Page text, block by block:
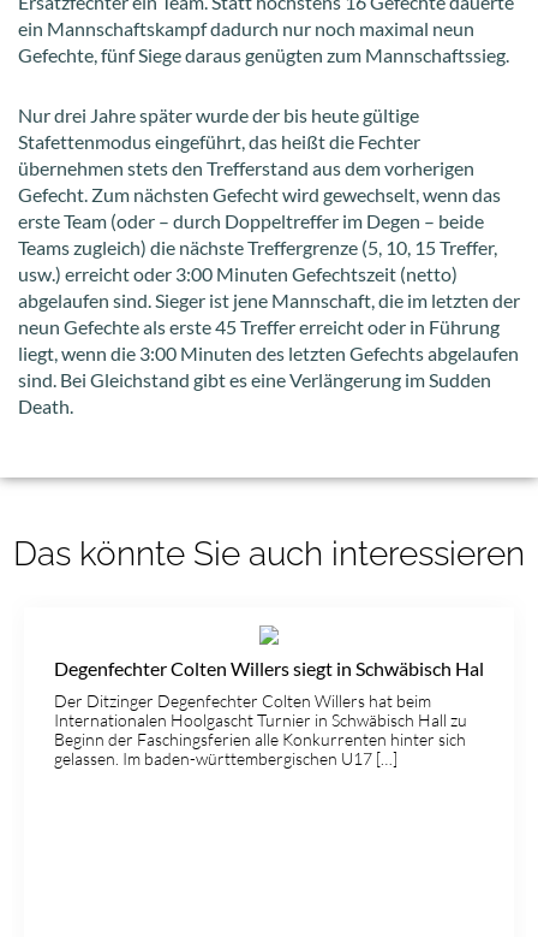
ein Mannschaftskampf dadurch nur noch maximal neun
Gefechte, fünf Siege daraus genügten zum Mannschaftssieg.
Nur drei Jahre später wurde der bis heute gültige
Stafettenmodus eingeführt, das heißt die Fechter
übernehmen stets den Tref­ferstand aus dem vorherigen
Gefecht. Zum nächsten Gefecht wird gewechselt, wenn das
erste Team (oder – durch Doppeltreffer im Degen – beide
Teams zugleich) die nächste Treffergrenze (5, 10, 15 Treffer,
usw.) erreicht oder 3:00 Minuten Gefechtszeit (net­to)
abgelaufen sind. Sieger ist jene Mannschaft, die im letzten der
neun Gefechte als erste 45 Treffer erreicht oder in Führung
liegt, wenn die 3:00 Minuten des letzten Gefechts abgelaufen
sind. Bei Gleichstand gibt es eine Verlängerung im Sudden
Death.
Das könnte Sie auch interessieren
Degenfechter Colten Willers siegt in Schwäbisch Hal
Der Ditzinger Degenfechter Colten Willers hat beim
Internationalen Hoolgascht Turnier in Schwäbisch Hall zu
Beginn der Faschingsferien alle Konkurrenten hinter sich
gelassen. Im baden-württembergischen U17 […]